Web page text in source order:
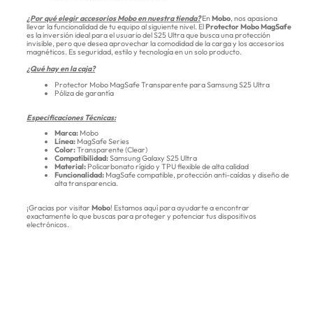
¿Por qué elegir accesorios Mobo en nuestra tienda?EnMobo, nos apasiona
llevar la funcionalidad de tu equipo al siguiente nivel. ElProtector Mobo MagSafe
es la inversión ideal para el usuario del S25 Ultra que busca una protección
invisible, pero que desea aprovechar la comodidad de la carga y los accesorios
magnéticos. Es seguridad, estilo y tecnología en un solo producto.
¿Qué hay en la caja?
Protector Mobo MagSafe Transparente para Samsung S25 Ultra
Póliza de garantía
Especificaciones Técnicas:
Marca: Mobo
Línea: MagSafe Series
Color:Transparente (Clear)
Compatibilidad:Samsung Galaxy S25 Ultra
Material: Policarbonato rígido y TPU flexible de alta calidad
Funcionalidad: MagSafe compatible, protección anti-caídas y diseño de
alta transparencia.
¡Gracias por visitarMobo! Estamos aquí para ayudarte a encontrar
exactamente lo que buscas para proteger y potenciar tus dispositivos
electrónicos.